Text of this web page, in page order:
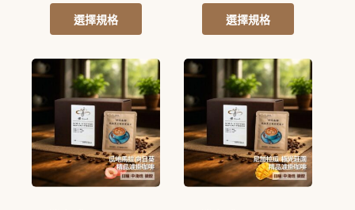
選
項
選
項
NT$520
到
NT$1,300
選擇規格
此
產
有
多
種
款
式。
可
在
始
價
NT$600。
前
價
NT$520。
選擇規格
此
產
有
多
種
款
式。
可
在